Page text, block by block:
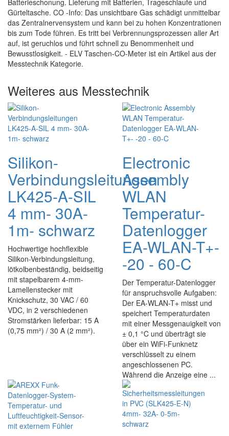
Batterieschonung. Lieferung mit Batterien, Trageschlaufe und
Gürteltasche. CO -Info: Das unsichtbare Gas schädigt unmittelbar
das Zentralnervensystem und kann bei zu hohen Konzentrationen
bis zum Tode führen. Es tritt bei Verbrennungsprozessen aller Art
auf, ist geruchlos und führt schnell zu Benommenheit und
Bewusstlosigkeit. - ELV Taschen-CO-Meter ist ein Artikel aus der
Messtechnik Kategorie.
Weiteres aus Messtechnik
Silikon-
Verbindungsleitungen
LK425-A-SIL
4 mm- 30A-
1m- schwarz
Hochwertige hochflexible
Silikon-Verbindungsleitung,
lötkolbenbeständig, beidseitig
mit stapelbarem 4-mm-
Lamellenstecker mit
Knickschutz, 30 VAC / 60
VDC, in 2 verschiedenen
Stromstärken lieferbar: 15 A
(0,75 mm²) / 30 A (2 mm²).
Electronic
Assembly
WLAN
Temperatur-
Datenlogger
EA-WLAN-T+-
-20 - 60-C
Der Temperatur-Datenlogger
für anspruchsvolle Aufgaben:
Der EA-WLAN-T+ misst und
speichert Temperaturdaten
mit einer Messgenauigkeit von
± 0,1 °C und überträgt sie
über ein WiFi-Funknetz
verschlüsselt zu einem
angeschlossenen PC.
Während die Anzeige eine ...